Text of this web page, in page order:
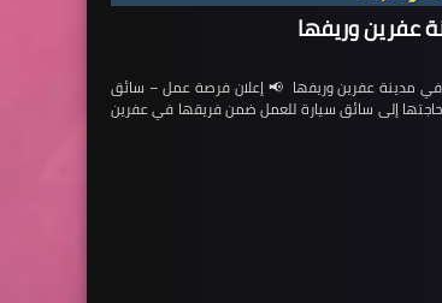
عفرين وريفها
عفرين وريفها 📢 إعلان فرصة عمل – سائق
إلى سائق سيارة للعمل ضمن فريقها في عفرين